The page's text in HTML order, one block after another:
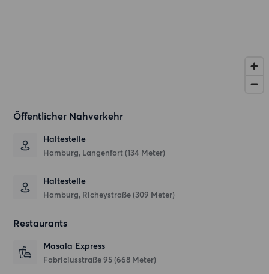
Öffentlicher Nahverkehr
Haltestelle
Hamburg, Langenfort (134 Meter)
Haltestelle
Hamburg, Richeystraße (309 Meter)
Restaurants
Masala Express
Fabriciusstraße 95 (668 Meter)